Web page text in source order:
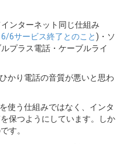
ンターネット同じ仕組み
6サービス終了とのこと)・ソ
プラス電話・ケーブルライ
かり電話の音質が悪いと思わ
使う仕組みではなく、インタ
保つようにしています。しか
す。